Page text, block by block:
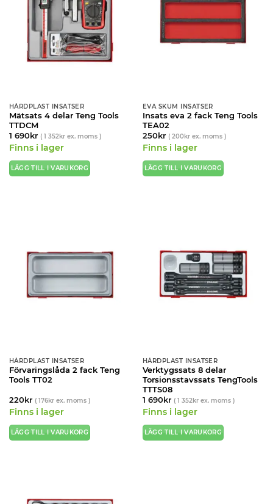
HÅRDPLAST INSATSER
Mätsats 4 delar Teng Tools
TTDCM
1 690kr ( 1 352krex. moms )
Finns i lager
LÄGG TILL I VARUKORG
EVA SKUM INSATSER
Insats eva 2 fack Teng Tools
TEA02
250kr ( 200krex. moms )
Finns i lager
LÄGG TILL I VARUKORG
HÅRDPLAST INSATSER
Förvaringslåda 2 fack Teng
Tools TT02
220kr ( 176krex. moms )
Finns i lager
LÄGG TILL I VARUKORG
HÅRDPLAST INSATSER
Verktygssats 8 delar
Torsionsstavssats TengTools
TTTS08
1 690kr ( 1 352krex. moms )
Finns i lager
LÄGG TILL I VARUKORG